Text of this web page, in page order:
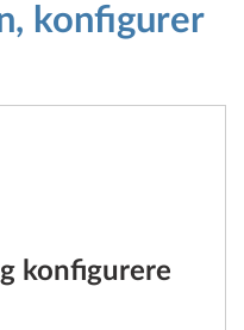
konfigurer
konfigurere